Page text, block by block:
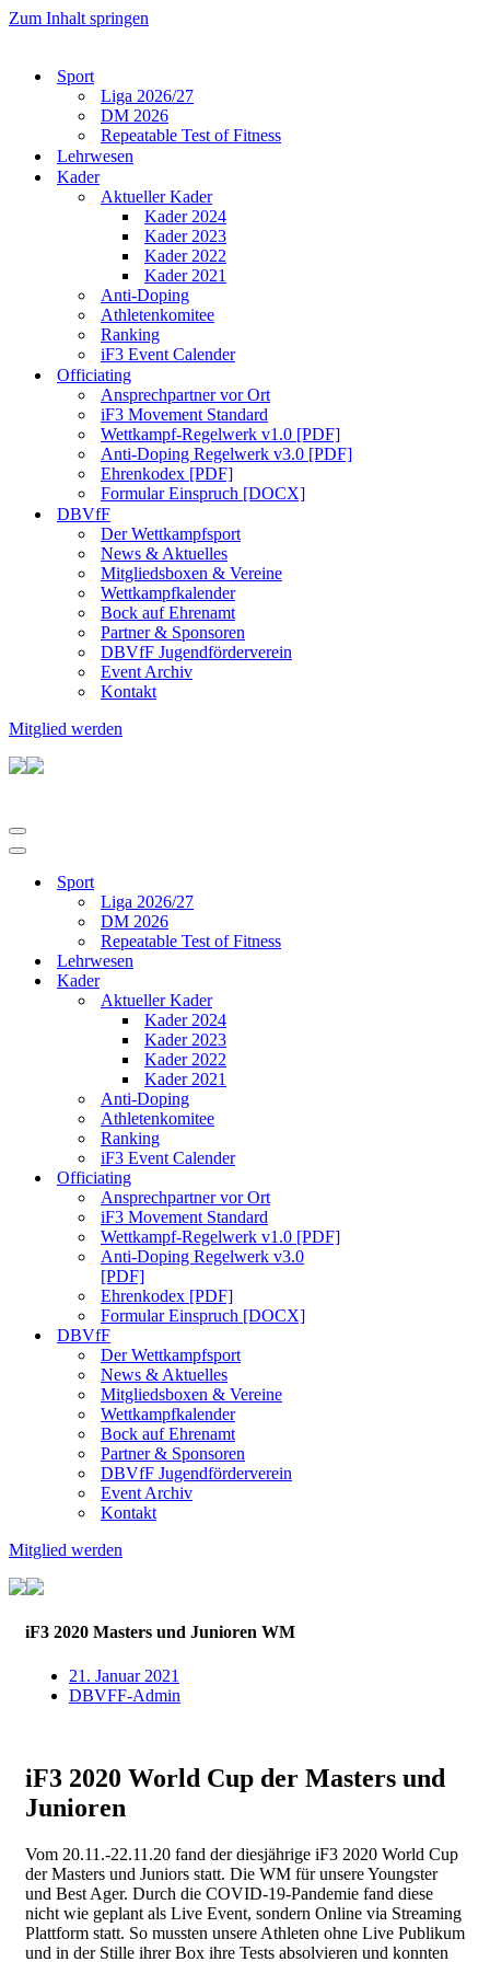
Zum Inhalt springen
Sport
Liga 2026/27
DM 2026
Repeatable Test of Fitness
Lehrwesen
Kader
Aktueller Kader
Kader 2024
Kader 2023
Kader 2022
Kader 2021
Anti-Doping
Athletenkomitee
Ranking
iF3 Event Calender
Officiating
Ansprechpartner vor Ort
iF3 Movement Standard
Wettkampf-Regelwerk v1.0 [PDF]
Anti-Doping Regelwerk v3.0 [PDF]
Ehrenkodex [PDF]
Formular Einspruch [DOCX]
DBVfF
Der Wettkampfsport
News & Aktuelles
Mitgliedsboxen & Vereine
Wettkampfkalender
Bock auf Ehrenamt
Partner & Sponsoren
DBVfF Jugendförderverein
Event Archiv
Kontakt
Mitglied werden
Navigationsmenü
Navigationsmenü
Sport
Liga 2026/27
DM 2026
Repeatable Test of Fitness
Lehrwesen
Kader
Aktueller Kader
Kader 2024
Kader 2023
Kader 2022
Kader 2021
Anti-Doping
Athletenkomitee
Ranking
iF3 Event Calender
Officiating
Ansprechpartner vor Ort
iF3 Movement Standard
Wettkampf-Regelwerk v1.0 [PDF]
Anti-Doping Regelwerk v3.0
[PDF]
Ehrenkodex [PDF]
Formular Einspruch [DOCX]
DBVfF
Der Wettkampfsport
News & Aktuelles
Mitgliedsboxen & Vereine
Wettkampfkalender
Bock auf Ehrenamt
Partner & Sponsoren
DBVfF Jugendförderverein
Event Archiv
Kontakt
Mitglied werden
iF3 2020 Masters und Junioren WM
21. Januar 2021
DBVFF-Admin
iF3 2020 World Cup der Masters und
Junioren
Vom 20.11.-22.11.20 fand der diesjährige iF3 2020 World Cup
der Masters und Juniors statt. Die WM für unsere Youngster
und Best Ager. Durch die COVID-19-Pandemie fand diese
nicht wie geplant als Live Event, sondern Online via Streaming
Plattform statt. So mussten unsere Athleten ohne Live Publikum
und in der Stille ihrer Box ihre Tests absolvieren und konnten